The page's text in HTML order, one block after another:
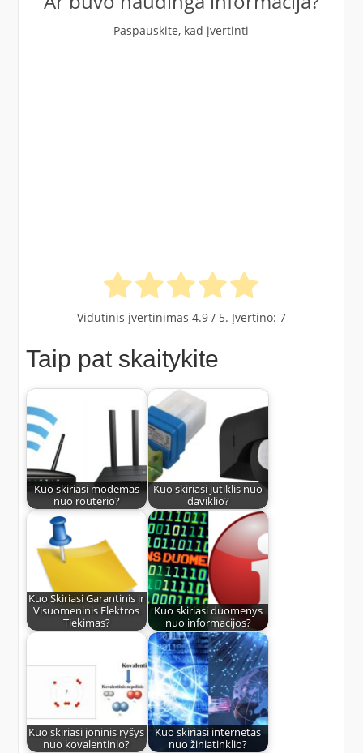
Paspauskite, kad įvertinti
Vidutinis įvertinimas 4.9/ 5. Įvertino: 7
Taip pat skaitykite
Kuo skiriasi modemas
nuo routerio?
Kuo skiriasi jutiklis nuo
daviklio?
Kuo Skiriasi Garantinis ir
Visuomeninis Elektros
Tiekimas?
Kuo skiriasi duomenys
nuo informacijos?
Kuo skiriasi joninis ryšys
nuo kovalentinio?
Kuo skiriasi internetas
nuo žiniatinklio?